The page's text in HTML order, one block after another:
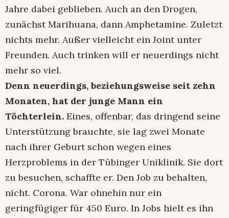
Jahre dabei geblieben. Auch an den Drogen,
zunächst Marihuana, dann Amphetamine. Zuletzt
nichts mehr. Außer vielleicht ein Joint unter
Freunden. Auch trinken will er neuerdings nicht
mehr so viel.
Denn neuerdings, beziehungsweise seit zehn
Monaten, hat der junge Mann ein
Töchterlein. Eines, offenbar, das dringend seine
Unterstützung brauchte, sie lag zwei Monate
nach ihrer Geburt schon wegen eines
Herzproblems in der Tübinger Uniklinik. Sie dort
zu besuchen, schaffte er. Den Job zu behalten,
nicht. Corona. War ohnehin nur ein
geringfügiger für 450 Euro. In Jobs hielt es ihn